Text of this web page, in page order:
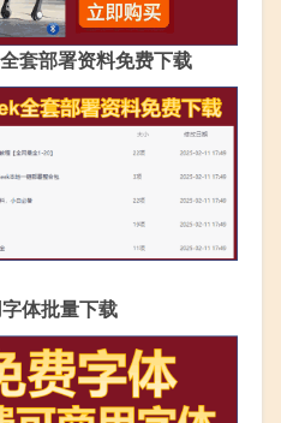
套部署资料免费下载
体批量下载